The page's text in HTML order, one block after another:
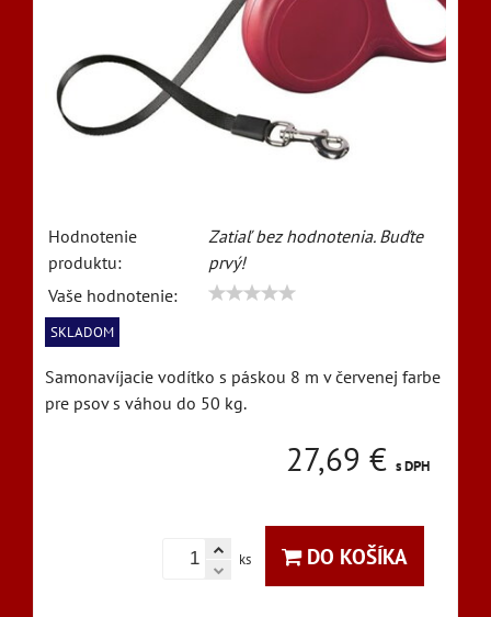
Hodnotenie
produktu:
Zatiaľ bez hodnotenia. Buďte
prvý!
Vaše hodnotenie:
SKLADOM
Samonavíjacie vodítko s páskou 8 m v červenej farbe
pre psov s váhou do 50 kg.
27,69 € s DPH
ks DO KOŠÍKA